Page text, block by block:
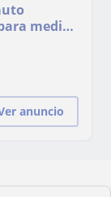
medios
anuncio